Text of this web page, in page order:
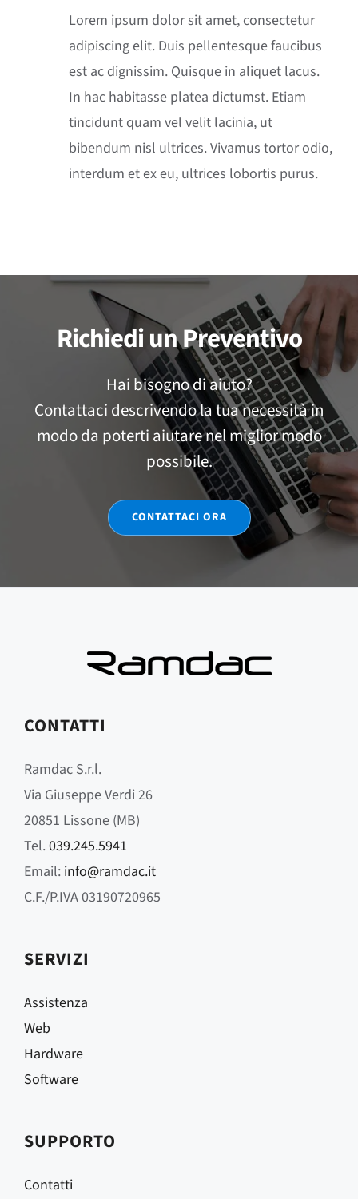
Lorem ipsum dolor sit amet, consectetur
adipiscing elit. Duis pellentesque faucibus
est ac dignissim. Quisque in aliquet lacus.
In hac habitasse platea dictumst. Etiam
tincidunt quam vel velit lacinia, ut
bibendum nisl ultrices. Vivamus tortor odio,
interdum et ex eu, ultrices lobortis purus.
Richiedi un Preventivo
Hai bisogno di aiuto?
Contattaci descrivendo la tua necessità in
modo da poterti aiutare nel miglior modo
possibile.
CONTATTACI ORA
CONTATTI
Ramdac S.r.l.
Via Giuseppe Verdi 26
20851 Lissone (MB)
Tel.039.245.5941
Email: info@ramdac.it
C.F./P.IVA 03190720965
SERVIZI
Assistenza
Web
Hardware
Software
SUPPORTO
Contatti